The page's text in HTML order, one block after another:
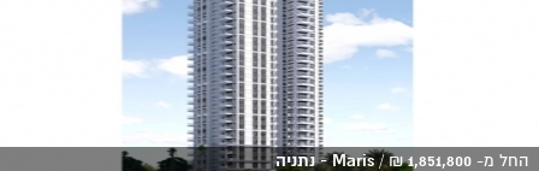
החל מ- 1,851,800
₪
/Maris - נתניה